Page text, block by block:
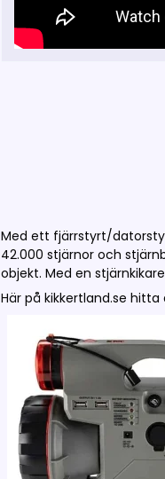
Med ett fjärrstyrt/
42.000 stjärnor och
objekt. Med en
Här på kikkertland.se